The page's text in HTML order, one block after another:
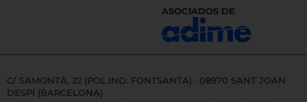
ASOCIADOS DE
C/ SAMONTÀ, 22 (POL.IND. FONTSANTA) · 08970 SANT JOAN
DESPÍ (BARCELONA)